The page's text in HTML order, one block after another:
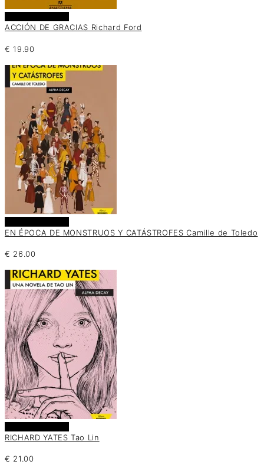
ACCIÓN DE GRACIAS Richard Ford
€ 19.90
EN ÉPOCA DE MONSTRUOS Y CATÁSTROFES Camille de Toledo
€ 26.00
RICHARD YATES Tao Lin
€ 21.00